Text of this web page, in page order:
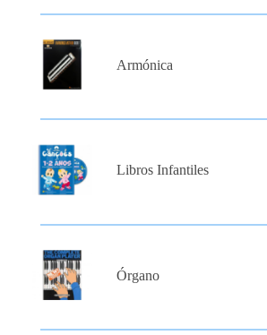
Armónica
Libros Infantiles
Órgano